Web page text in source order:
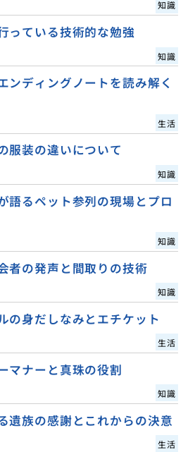
知識
っている技術的な勉強
知識
ンディングノートを読み解く
生活
服装の違いについて
知識
語るペット参列の現場とプロ
知識
者の発声と間取りの技術
知識
の身だしなみとエチケット
生活
マナーと真珠の役割
知識
遺族の感謝とこれからの決意
生活